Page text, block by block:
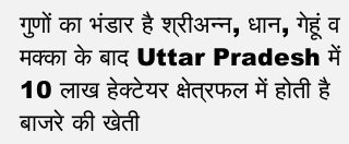
statetodaytv
Jul 19, 2025
5 min read
गुणों का भंडार है श्रीअन्न, धान, गेहूं व
मक्का के बाद Uttar Pradesh में